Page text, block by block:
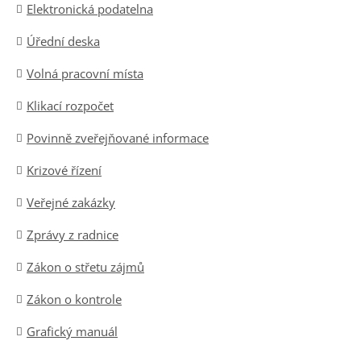
Elektronická podatelna
Úřední deska
Volná pracovní místa
Klikací rozpočet
Povinně zveřejňované informace
Krizové řízení
Veřejné zakázky
Zprávy z radnice
Zákon o střetu zájmů
Zákon o kontrole
Grafický manuál